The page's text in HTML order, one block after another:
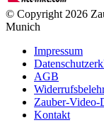
© Copyright 2026
Munich
Impressum
AGB
Zauber-Video-
Kontakt